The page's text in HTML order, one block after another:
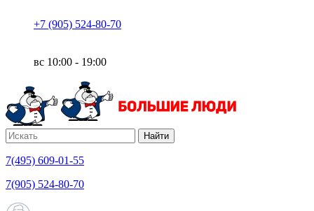
+7 (905) 524-80-70
вс 10:00 - 19:00
Найти
7(495) 609-01-55
7(905) 524-80-70